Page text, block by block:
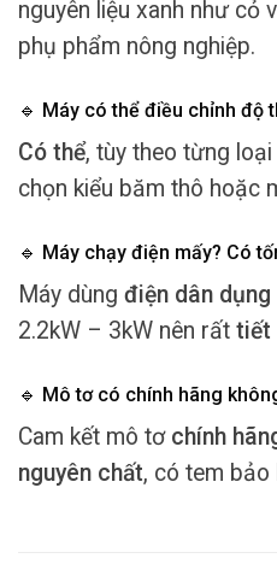
nguyên liệu xanh như cỏ
phụ phẩm nông nghiệp.
🔹 Máy có thể điều chỉnh độ
Có thể, tùy theo từng
chọn kiểu băm thô hoặc
🔹 Máy chạy điện mấy? Có
Máy dùng điện dân
2.2kW – 3kW nên rất tiết
🔹 Mô tơ có chính hãng
Cam kết mô tơ chính
nguyên chất, có tem bảo